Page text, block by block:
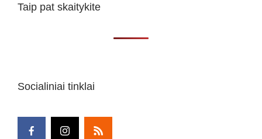
Taip pat skaitykite
Socialiniai tinklai